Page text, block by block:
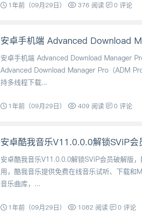
1年前（09月29日） 376 阅读 0 评论
安卓手机端 Advanced Download Manager
Advanced Download Manager Pro（ADM
持多线程下载...
1年前（09月29日） 409 阅读 0 评论
安卓酷我音乐V11.0.0.0解锁SViP会
安卓酷我音乐V11.0.0.0解锁SViP会员破解版
用，酷我音乐提供免费在线音乐试听、下载和
音乐曲库，...
1年前（09月29日） 1082 阅读 0 评论